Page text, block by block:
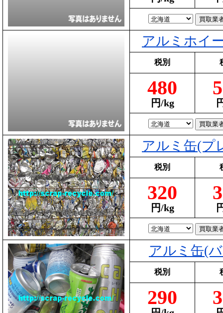
アルミホイ
税別
480
円/kg
アルミ缶(プ
税別
320
円/kg
アルミ缶(
税別
290